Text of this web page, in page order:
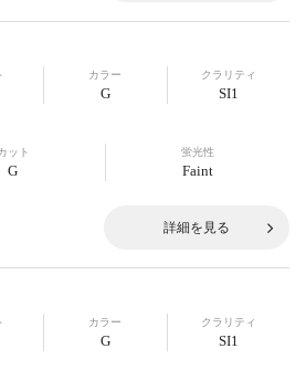
カラー
G
クラリティ
SI1
ット
G
蛍光性
Faint
詳細を見る
カラー
G
クラリティ
SI1